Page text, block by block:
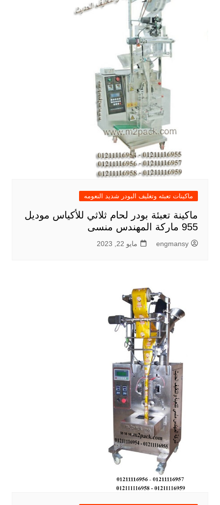
ماكينات تعبئه وتغليف البودر شديد النعومه
ماكينة تعبئة بودر لحام ثلاثي للأكياس موديل
955 ماركة المهندس منسى
engmansy مايو 22, 2023